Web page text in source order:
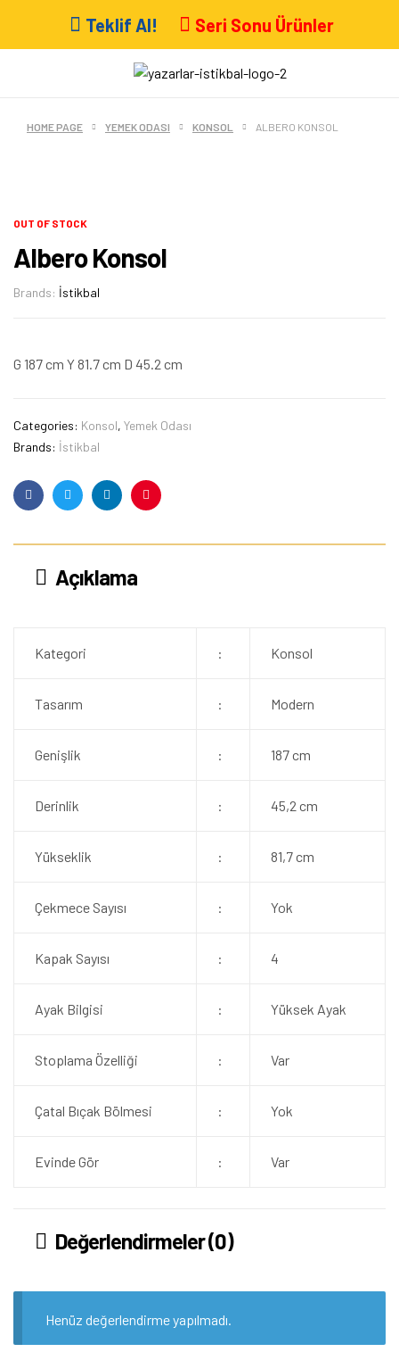
Teklif Al! Seri Sonu Ürünler
HOME PAGE YEMEK ODASI KONSOL ALBERO KONSOL
OUT OF STOCK
Albero Konsol
Brands: İstikbal
G 187 cm Y 81.7 cm D 45.2 cm
Categories: Konsol, Yemek Odası
Brands: İstikbal
FacebookTwitterLinkedinPinterest
Açıklama
Kategori : Konsol
Tasarım : Modern
Genişlik : 187 cm
Derinlik : 45,2 cm
Yükseklik : 81,7 cm
Çekmece Sayısı : Yok
Kapak Sayısı : 4
Ayak Bilgisi : Yüksek Ayak
Stoplama Özelliği : Var
Çatal Bıçak Bölmesi : Yok
Evinde Gör : Var
Değerlendirmeler (0)
Henüz değerlendirme yapılmadı.